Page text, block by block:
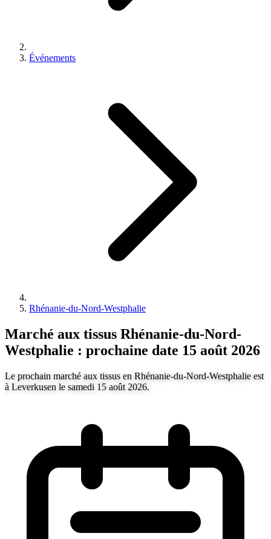
Événements
Rhénanie-du-Nord-Westphalie
Marché aux tissus Rhénanie-du-Nord-
Westphalie : prochaine date 15 août 2026
Le prochain marché aux tissus en Rhénanie-du-Nord-Westphalie est
à Leverkusen le samedi 15 août 2026.